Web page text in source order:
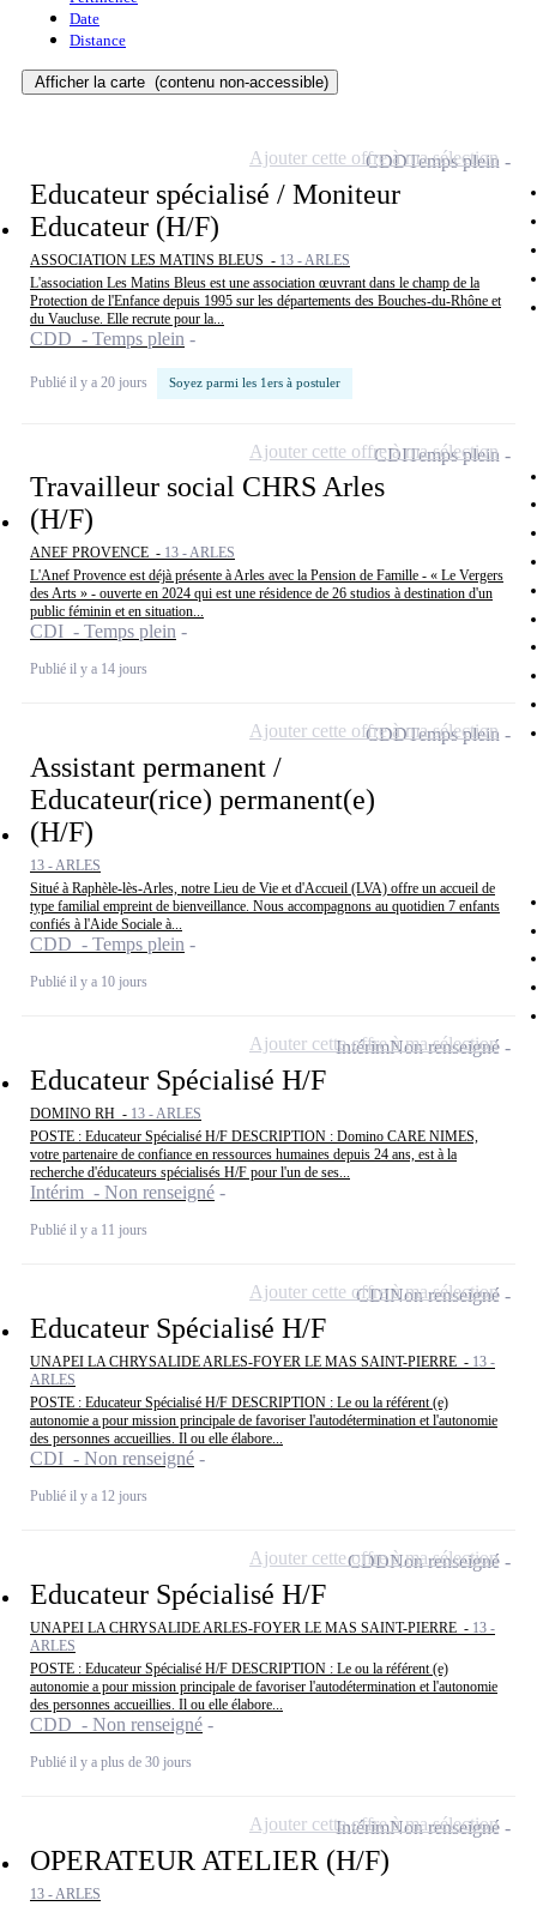
Date
Distance
Afficher la carte (contenu non-accessible)
Educateur spécialisé / Moniteur
Educateur (H/F)
ASSOCIATION LES MATINS BLEUS - 13 - ARLES
L'association Les Matins Bleus est une association œuvrant dans le champ de la
Protection de l'Enfance depuis 1995 sur les départements des Bouches-du-Rhône et
du Vaucluse. Elle recrute pour la...
CDD - Temps plein
Publié il y a 20 jours Soyez parmi les 1ers à postuler
CDDTemps plein
Ajouter cette offre à ma sélection
Travailleur social CHRS Arles
(H/F)
ANEF PROVENCE - 13 - ARLES
L'Anef Provence est déjà présente à Arles avec la Pension de Famille - « Le Vergers
des Arts » - ouverte en 2024 qui est une résidence de 26 studios à destination d'un
public féminin et en situation...
CDI - Temps plein
Publié il y a 14 jours
CDITemps plein
Ajouter cette offre à ma sélection
Assistant permanent /
Educateur(rice) permanent(e)
(H/F)
13 - ARLES
Situé à Raphèle-lès-Arles, notre Lieu de Vie et d'Accueil (LVA) offre un accueil de
type familial empreint de bienveillance. Nous accompagnons au quotidien 7 enfants
confiés à l'Aide Sociale à...
CDD - Temps plein
Publié il y a 10 jours
CDDTemps plein
Ajouter cette offre à ma sélection
Educateur Spécialisé H/F
DOMINO RH - 13 - ARLES
POSTE : Educateur Spécialisé H/F DESCRIPTION : Domino CARE NIMES,
votre partenaire de confiance en ressources humaines depuis 24 ans, est à la
recherche d'éducateurs spécialisés H/F pour l'un de ses...
Intérim - Non renseigné
Publié il y a 11 jours
IntérimNon renseigné
Ajouter cette offre à ma sélection
Educateur Spécialisé H/F
UNAPEI LA CHRYSALIDE ARLES-FOYER LE MAS SAINT-PIERRE - 13 -
ARLES
POSTE : Educateur Spécialisé H/F DESCRIPTION : Le ou la référent (e)
autonomie a pour mission principale de favoriser l'autodétermination et l'autonomie
des personnes accueillies. Il ou elle élabore...
CDI - Non renseigné
Publié il y a 12 jours
CDINon renseigné
Ajouter cette offre à ma sélection
Educateur Spécialisé H/F
UNAPEI LA CHRYSALIDE ARLES-FOYER LE MAS SAINT-PIERRE - 13 -
ARLES
POSTE : Educateur Spécialisé H/F DESCRIPTION : Le ou la référent (e)
autonomie a pour mission principale de favoriser l'autodétermination et l'autonomie
des personnes accueillies. Il ou elle élabore...
CDD - Non renseigné
Publié il y a plus de 30 jours
CDDNon renseigné
Ajouter cette offre à ma sélection
OPERATEUR ATELIER (H/F)
13 - ARLES
IntérimNon renseigné
Ajouter cette offre à ma sélection